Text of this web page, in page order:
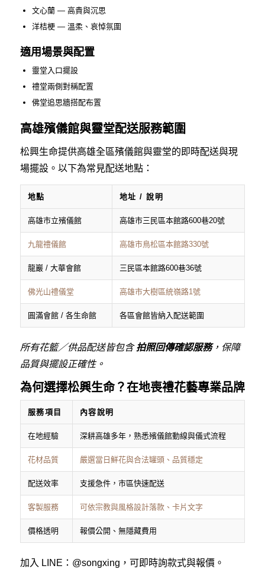
文心蘭 — 高貴與沉思
洋桔梗 — 溫柔、哀悼氛圍
適用場景與配置
靈堂入口擺設
禮堂兩側對稱配置
佛堂追思牆搭配布置
高雄殯儀館與靈堂配送服務範圍
松興生命提供高雄全區殯儀館與靈堂的即時配送與現
場擺設。以下為常見配送地點：
地點 地址 / 說明
高雄市立殯儀館 高雄市三民區本館路600巷20號
九龍禮儀館 高雄市鳥松區本館路330號
龍巖 / 大華會館 三民區本館路600巷36號
佛光山禮儀堂 高雄市大樹區統嶺路1號
圓滿會館 / 各生命館 各區會館皆納入配送範圍
所有花籃／供品配送皆包含拍照回傳確認服務，保障
品質與擺設正確性。
為何選擇松興生命？在地喪禮花藝專業品牌
服務項目 內容說明
在地經驗 深耕高雄多年，熟悉殯儀館動線與儀式流程
花材品質 嚴選當日鮮花與合法罐頭、品質穩定
配送效率 支援急件，市區快速配送
客製服務 可依宗教與風格設計落款、卡片文字
價格透明 報價公開、無隱藏費用
加入 LINE： @songxing ，可即時詢款式與報價。